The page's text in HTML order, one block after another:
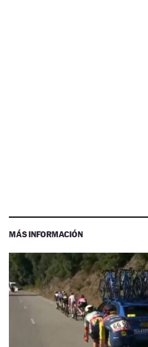
MÁS INFORMACIÓN